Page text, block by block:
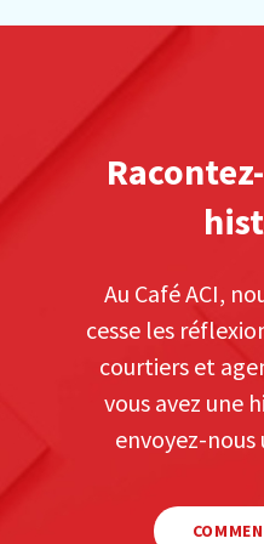
Au Café ACI,
cesse les
courtiers et
vous avez une
envoyez-